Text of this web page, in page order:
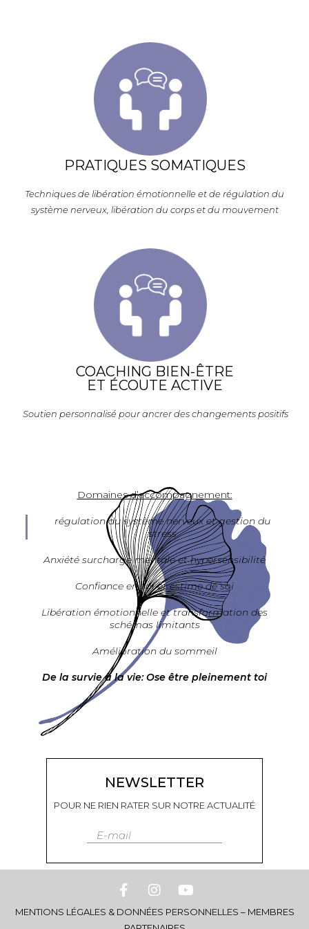
PRATIQUES SOMATIQUES
Techniques de libération émotionnelle et de régulation du
système nerveux, libération du corps et du mouvement
COACHING BIEN-ÊTRE
ET ÉCOUTE ACTIVE
Soutien personnalisé pour ancrer des changements positifs
Domaines d’accompagnement:
régulation du système nerveux et gestion du
stress
Anxiété surcharge mentale et hypersensibilité
Confiance en soi et estime de soi
Libération émotionnelle et transformation des
schémas limitants
Amélioration du sommeil
De la survie à la vie: Ose être pleinement toi
NEWSLETTER
POUR NE RIEN RATER SUR NOTRE ACTUALITÉ
E-mail
MENTIONS LÉGALES & DONNÉES PERSONNELLES – MEMBRES